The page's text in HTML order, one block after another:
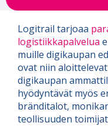
Logitrail tarjoaa
logistiikkapalvelua
muille digikaupan
ovat niin
digikaupan
hyödyntävät myös
bränditalot,
teollisuuden